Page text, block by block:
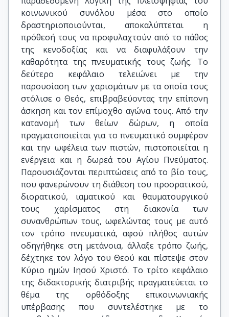
κοινωνικού συνόλου μέσα στο οποίο
δραστηριοποιούνται, αποκαλύπτεται η
πρόθεσή τους να προφυλαχτούν από το πάθος
της κενοδοξίας και να διαφυλάξουν την
καθαρότητα της πνευματικής τους ζωής. Το
δεύτερο κεφάλαιο τελειώνει με την
παρουσίαση των χαρισμάτων με τα οποία τους
στόλισε ο Θεός, επιβραβεύοντας την επίπονη
άσκηση και τον επίμοχθο αγώνα τους. Από την
κατανομή των θείων δώρων, η οποία
πραγματοποιείται για το πνευματικό συμφέρον
και την ωφέλεια των πιστών, πιστοποιείται η
ενέργεια και η δωρεά του Αγίου Πνεύματος.
Παρουσιάζονται περιπτώσεις από το βίο τους,
που φανερώνουν τη διάθεση του προορατικού,
διορατικού, ιαματικού και θαυματουργικού
τους χαρίσματος στη διακονία των
συνανθρώπων τους, ωφελώντας τους με αυτό
τον τρόπο πνευματικά, αφού πλήθος αυτών
οδηγήθηκε στη μετάνοια, άλλαξε τρόπο ζωής,
δέχτηκε τον λόγο του Θεού και πίστεψε στον
Κύριο ημών Ιησού Χριστό. Το τρίτο κεφάλαιο
της διδακτορικής διατριβής πραγματεύεται το
θέμα της ορθόδοξης επικοινωνιακής
υπέρβασης που συντελέστηκε με το